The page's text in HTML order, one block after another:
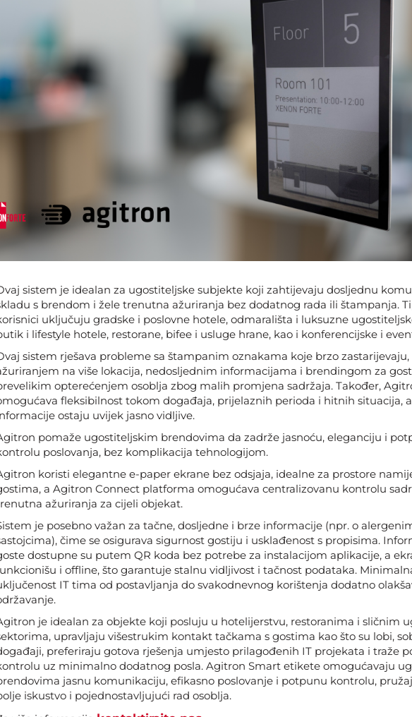
sistem je idealan za ugostiteljske subjekte koji zahtijevaju dosljednu
s brendom i žele trenutna ažuriranja bez dodatnog rada ili štampanja.
uključuju gradske i poslovne hotele, odmarališta i luksuzne
i lifestyle hotele, restorane, bifee i usluge hrane, kao i konferencijske i
sistem rješava probleme sa štampanim oznakama koje brzo
na više lokacija, nedosljednim informacijama i brendingom za
opterećenjem osoblja zbog malih promjena sadržaja. Također,
fleksibilnost tokom događaja, prijelaznih perioda i hitnih situacija,
ostaju uvijek jasno vidljive.
pomaže ugostiteljskim brendovima da zadrže jasnoću, eleganciju i
poslovanja, bez komplikacija tehnologijom.
koristi elegantne e-paper ekrane bez odsjaja, idealne za prostore
a Agitron Connect platforma omogućava centralizovanu kontrolu
ažuriranja za cijeli objekat.
je posebno važan za tačne, dosljedne i brze informacije (npr. o
čime se osigurava sigurnost gostiju i usklađenost s propisima.
dostupne su putem QR koda bez potrebe za instalacijom aplikacije, a
i offline, što garantuje stalnu vidljivost i tačnost podataka.
IT tima od postavljanja do svakodnevnog korištenja dodatno
je idealan za objekte koji posluju u hotelijerstvu, restoranima i sličnim
upravljaju višestrukim kontakt tačkama s gostima kao što su lobi,
preferiraju gotova rješenja umjesto prilagođenih IT projekata i traže
uz minimalno dodatnog posla. Agitron Smart etikete omogućavaju
jasnu komunikaciju, efikasno poslovanje i potpunu kontrolu,
iskustvo i pojednostavljujući rad osoblja.